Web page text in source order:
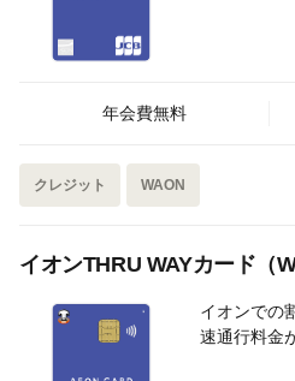
年会費無料
クレジット WAON
イオンTHRU WAYカード（
イオンでの
速通行料金